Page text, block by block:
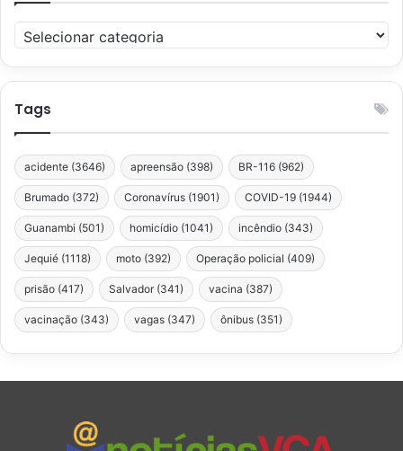
Categorias
Tags
acidente (3646) apreensão (398) BR-116 (962)
Brumado (372) Coronavírus (1901) COVID-19 (1944)
Guanambi (501) homicídio (1041) incêndio (343)
Jequié (1118) moto (392) Operação policial (409)
prisão (417) Salvador (341) vacina (387)
vacinação (343) vagas (347) ônibus (351)